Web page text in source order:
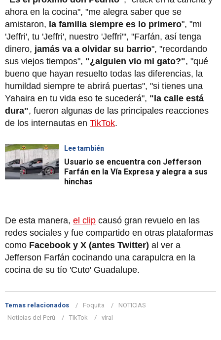
ahora en la cocina", "me alegra saber que se
amistaron, la familia siempre es lo primero", "mi
'Jeffri', tu 'Jeffri', nuestro 'Jeffri'", "Farfán, así tenga
dinero, jamás va a olvidar su barrio", "recordando
sus viejos tiempos", "¿alguien vio mi gato?", "qué
bueno que hayan resuelto todas las diferencias, la
humildad siempre te abrirá puertas", "si tienes una
Yahaira en tu vida eso te sucederá", "la calle está
dura", fueron algunas de las principales reacciones
de los internautas en TikTok.
Lee también
Usuario se encuentra con Jefferson
Farfán en la Vía Expresa y alegra a sus
hinchas
De esta manera, el clip causó gran revuelo en las
redes sociales y fue compartido en otras plataformas
como Facebook y X (antes Twitter) al ver a
Jefferson Farfán cocinando una carapulcra en la
cocina de su tío 'Cuto' Guadalupe.
Temas relacionados Foquita
NOTICIAS
Noticias del Perú
TikTok viral